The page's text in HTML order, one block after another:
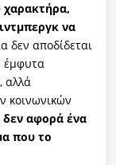
χαρακτήρα,
να
δεν αποδίδεται
έμφυτα
αλλά
κοινωνικών
αφορά ένα
που το